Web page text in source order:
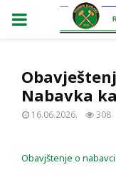
PRIMARY
Nabavka
16.06.2026. 308
Obavjštenje o nabavci